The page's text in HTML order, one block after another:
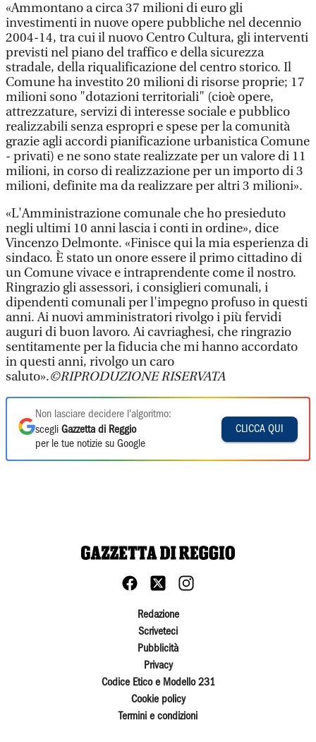
«Ammontano a circa 37 milioni di euro gli
investimenti in nuove opere pubbliche nel decennio
2004-14, tra cui il nuovo Centro Cultura, gli interventi
previsti nel piano del traffico e della sicurezza
stradale, della riqualificazione del centro storico. Il
Comune ha investito 20 milioni di risorse proprie; 17
milioni sono "dotazioni territoriali" (cioè opere,
attrezzature, servizi di interesse sociale e pubblico
realizzabili senza espropri e spese per la comunità
grazie agli accordi pianificazione urbanistica Comune
- privati) e ne sono state realizzate per un valore di 11
milioni, in corso di realizzazione per un importo di 3
milioni, definite ma da realizzare per altri 3 milioni».
«L'Amministrazione comunale che ho presieduto
negli ultimi 10 anni lascia i conti in ordine», dice
Vincenzo Delmonte. «Finisce qui la mia esperienza di
sindaco. È stato un onore essere il primo cittadino di
un Comune vivace e intraprendente come il nostro.
Ringrazio gli assessori, i consiglieri comunali, i
dipendenti comunali per l'impegno profuso in questi
anni. Ai nuovi amministratori rivolgo i più fervidi
auguri di buon lavoro. Ai cavriaghesi, che ringrazio
sentitamente per la fiducia che mi hanno accordato
in questi anni, rivolgo un caro
saluto».©RIPRODUZIONE RISERVATA
Non lasciare decidere l'algoritmo:
scegli Gazzetta di Reggio
per le tue notizie su Google
CLICCA QUI
Redazione
Scriveteci
Pubblicità
Privacy
Codice Etico e Modello 231
Cookie policy
Termini e condizioni